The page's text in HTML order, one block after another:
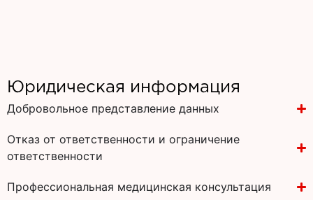
Юридическая информация
Добровольное представление данных
Отказ от ответственности и ограничение
ответственности
Профессиональная медицинская консультация